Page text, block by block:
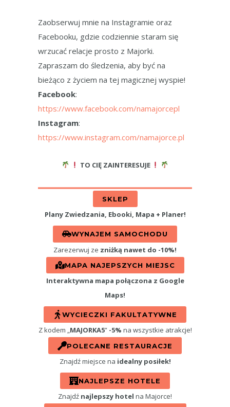
Zaobserwuj mnie na Instagramie oraz
Facebooku, gdzie codziennie staram się
wrzucać relacje prosto z Majorki.
Zapraszam do śledzenia, aby być na
bieżąco z życiem na tej magicznej wyspie!
Facebook:
https://www.facebook.com/namajorcepl
Instagram:
https://www.instagram.com/namajorce.pl
TO CIĘ ZAINTERESUJE
SKLEP
Plany Zwiedzania, Ebooki, Mapa + Planer!
WYNAJEM SAMOCHODU
Zarezerwuj ze zniżką nawet do -10%!
MAPA NAJEPSZYCH MIEJSC
Interaktywna mapa połączona z Google
Maps!
WYCIECZKI FAKULTATYWNE
Z kodem „MAJORKA5” -5% na wszystkie atrakcje!
POLECANE RESTAURACJE
Znajdź miejsce na idealny posiłek!
NAJLEPSZE HOTELE
Znajdź najlepszy hotel na Majorce!